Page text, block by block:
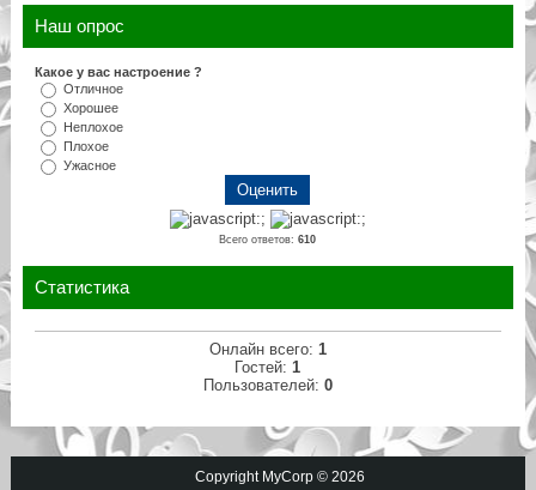
Наш опрос
Какое у вас настроение ?
Отличное
Хорошее
Неплохое
Плохое
Ужасное
Всего ответов:610
Статистика
Онлайн всего: 1
Гостей: 1
Пользователей: 0
Copyright MyCorp © 2026